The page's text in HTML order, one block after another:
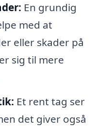
En grundig
med at
eller skader på
sig til mere
Et rent tag ser
det giver også